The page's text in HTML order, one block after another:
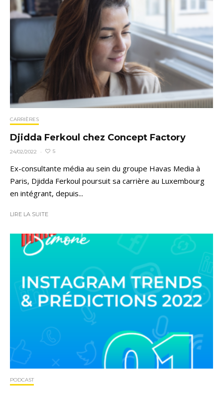
CARRIÈRES
Djidda Ferkoul chez Concept Factory
24/02/2022 · 5
Ex-consultante média au sein du groupe Havas Media à
Paris, Djidda Ferkoul poursuit sa carrière au Luxembourg
en intégrant, depuis...
LIRE LA SUITE
PODCAST